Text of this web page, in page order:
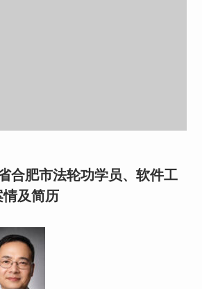
合肥市法轮功学员、软件工
及简历